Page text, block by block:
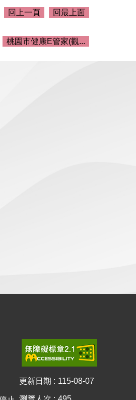
回上一頁 回最上面
桃園市健康E管家(觀...
更新日期 115-08-07